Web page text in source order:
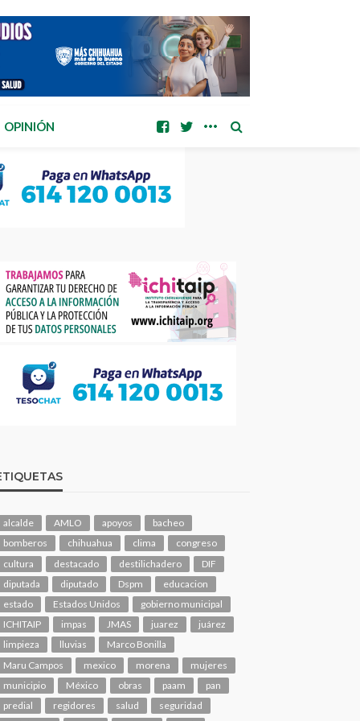
OPINIÓN
alcalde AMLO apoyos
bacheo
bomberos
chihuahua clima
congreso
cultura
destacado destilichadero
DIF
diputada
diputado Dspm
educacion
estado
Estados Unidos
gobierno municipal
ICHITAIP
impas JMAS juarez
juárez
limpieza
lluvias
Marco Bonilla
Maru Campos
mexico morena
mujeres
municipio
México obras paam
pan
predial
regidores salud
seguridad